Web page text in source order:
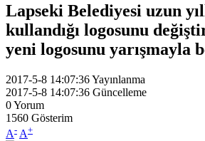
Lapseki Belediyesi uzun
kullandığı logosunu
yeni logosunu yarışmayla
2017-5-8 14:07:36Yayınlanma
2017-5-8 14:07:36 Güncelleme
0Yorum
1560 Gösterim
A- A+